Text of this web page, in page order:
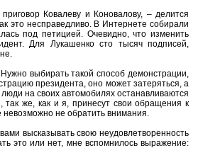
Ковалеву и Коновалову, – делится
это несправедливо. В Интернете собирали
под петицией. Очевидно, что изменить
Для Лукашенко сто тысяч подписей,
выбирать такой способ демонстрации,
президента, оно может затеряться, а
на своих автомобилях останавливаются
так же, как и я, принесут свои обращения к
невозможно не обратить внимания.
высказывать свою неудовлетворенность
это или нет, мне вспомнилось выражение: